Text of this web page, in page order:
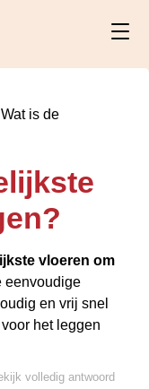
Wat is de
vloeren om
eenvoudige
en vrij snel
het leggen
volledig antwoord